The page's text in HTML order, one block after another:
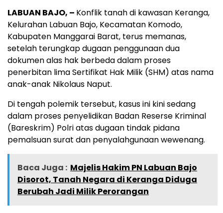
LABUAN BAJO, – Konflik tanah di kawasan Keranga,
Kelurahan Labuan Bajo, Kecamatan Komodo,
Kabupaten Manggarai Barat, terus memanas,
setelah terungkap dugaan penggunaan dua
dokumen alas hak berbeda dalam proses
penerbitan lima Sertifikat Hak Milik (SHM) atas nama
anak-anak Nikolaus Naput.
Di tengah polemik tersebut, kasus ini kini sedang
dalam proses penyelidikan Badan Reserse Kriminal
(Bareskrim) Polri atas dugaan tindak pidana
pemalsuan surat dan penyalahgunaan wewenang.
Baca Juga : Majelis Hakim PN Labuan Bajo
Disorot, Tanah Negara di Keranga Diduga
Berubah Jadi Milik Perorangan